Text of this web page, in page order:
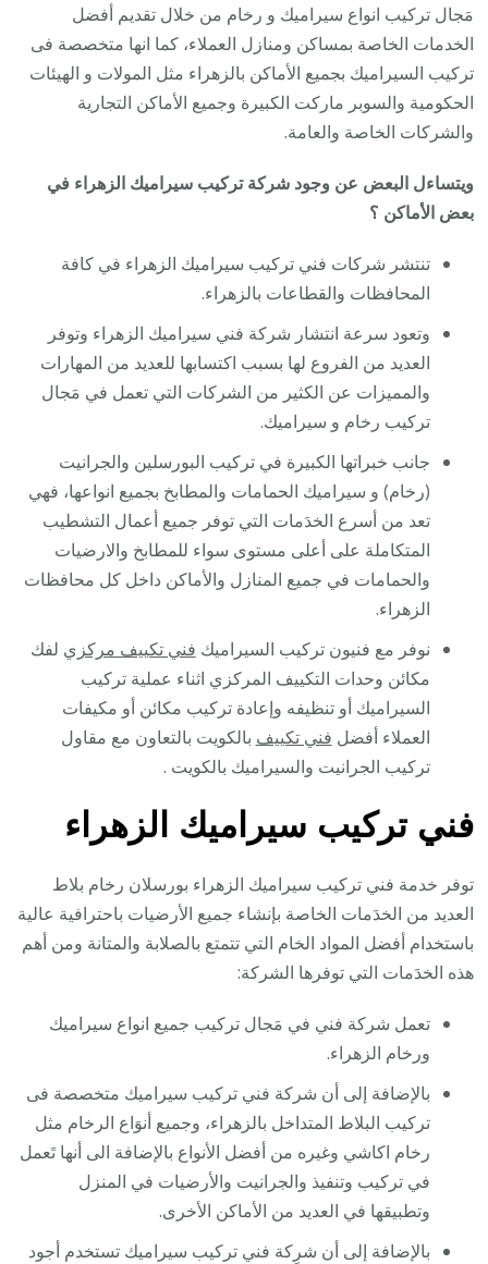
مَجال تركيب انواع سيراميك و رخام من خلال تقديم أفضل
الخدمات الخاصة بمساكن ومنازل العملاء، كما انها متخصصة فى
تركيب السيراميك بجميع الأماكن بالزهراء مثل المولات و الهيئات
الحكومية والسوبر ماركت الكبيرة وجميع الأماكن التجارية
والشركات الخاصة والعامة.
ويتساءل البعض عن وجود شركة تركيب سيراميك الزهراء في
بعض الأماكن ؟
تنتشر شركات فني تركيب سيراميك الزهراء في كافة
المحافظات والقطاعات بالزهراء.
وتعود سرعة انتشار شركة فني سيراميك الزهراء وتوفر
العديد من الفروع لها بسبب اكتسابها للعديد من المهارات
والمميزات عن الكثير من الشركات التي تعمل في مَجال
تركيب رخام و سيراميك.
جانب خبراتها الكبيرة في تركيب البورسلين والجرانيت
(رخام) و سيراميك الحمامات والمطابخ بجميع انواعها، فهي
تعد من أسرع الخدَمات التي توفر جميع أعمال التشطيب
المتكاملة على أعلى مستوى سواء للمطابخ والارضيات
والحمامات في جميع المنازل والأماكن داخل كل محافظات
الزهراء.
نوفر مع فنيون تركيب السيراميك فني تكييف مركزي لفك
مكائن وحدات التكييف المركزي اثناء عملية تركيب
السيراميك أو تنظيفه وإعادة تركيب مكائن أو مكيفات
العملاء أفضل فني تكييف بالكويت بالتعاون مع مقاول
تركيب الجرانيت والسيراميك بالكويت .
فني تركيب سيراميك الزهراء
توفر خدمة فني تركيب سيراميك الزهراء بورسلان رخام بلاط
العديد من الخدَمات الخاصة بإنشاء جميع الأرضيات باحترافية عالية
باستخدام أفضل المواد الخام التي تتمتع بالصلابة والمتانة ومن أهم
هذه الخدَمات التي توفرها الشركة:
تعمل شركة فني في مَجال تركيب جميع انواع سيراميك
ورخام الزهراء.
بالإضافة إلى أن شركة فني تركيب سيراميك متخصصة فى
تركيب البلاط المتداخل بالزهراء، وجميع أنوَاع الرخام مثل
رخام اكاشي وغيره من أفضل الأنواع بالإضافة الى أنها تَعمل
في تركيب وتنفيذ والجرانيت والأرضيات في المنزل
وتطبيقها في العديد من الأماكن الأخرى.
بالإضافة إلى أن شرِكة فني تركيب سيراميك تستخدم أجود